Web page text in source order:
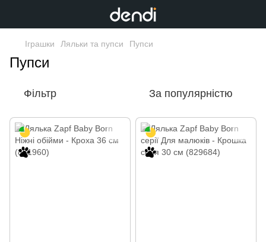
Іграшки Ляльки та пупси Пупси
Пупси
Фільтр За популярністю